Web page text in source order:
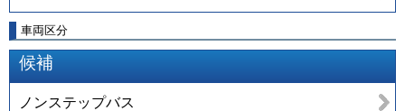
車両区分
候補
ノンステップバス